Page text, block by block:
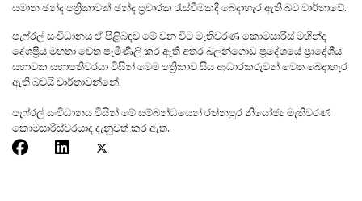
සමාන ඡන්ද පත්‍රිකාවක් ඡන්ද ප්‍රචාරක රැස්වීමකදී බෙදාහැර ඇති බව වාර්තාවේ.
පැෆ්රල් සංවිධානය ඒ පිළිබඳව මේ වන විට මැතිවරණ කොමසාරිස් මහින්ද
දේශප්‍රිය මහතා වෙත පැමිණිලි කර ඇති අතර බලන්ගොඩ ප්‍රදේශයේ ප්‍රාදේශීය
සභාවක සභාපතිවරයා විසින් මෙම පත්‍රිකාව සිය ආධාරකරුවන් වෙත බෙදාහැර
ඇති බවයි වාර්තාවන්නේ.
පැෆ්රල් සංවිධානය විසින් මේ සම්බන්ධයෙන් රත්නපුර නියෝජ්‍ය මැතිවරණ
කොමසාරිස්වරයාද දැනුවත් කර ඇත.